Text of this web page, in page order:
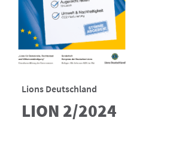
Lions Deutschland
LION 2/2024